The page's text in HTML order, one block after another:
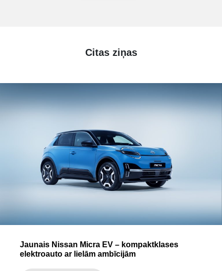
Citas ziņas
Jaunais Nissan Micra EV – kompaktklases
elektroauto ar lielām ambīcijām